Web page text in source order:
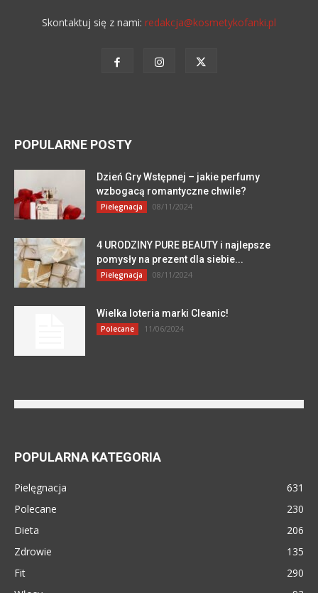
Skontaktuj się z nami: redakcja@kosmetykofanki.pl
POPULARNE POSTY
Dzień Gry Wstępnej – jakie perfumy
wzbogacą romantyczne chwile?
Pielęgnacja 08/11/2024
4 URODZINY PURE BEAUTY i najlepsze
pomysły na prezent dla siebie...
Pielęgnacja 08/11/2024
Wielka loteria marki Cleanic!
Polecane 11/06/2024
POPULARNA KATEGORIA
Pielęgnacja
631
Polecane
230
Dieta
206
Zdrowie
135
Fit
290